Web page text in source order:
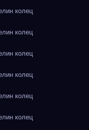
колец
колец
колец
колец
колец
колец